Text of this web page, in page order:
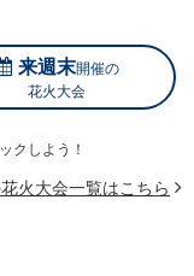
来週末開催の
花火大会
クしよう！
火大会一覧はこちら